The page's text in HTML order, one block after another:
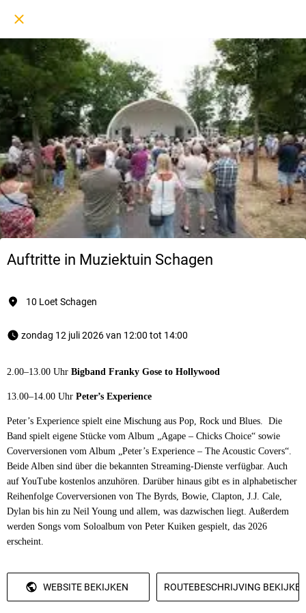
Auftritte in Muziektuin Schagen
10 Loet Schagen
zondag 12 juli 2026 van 12:00 tot 14:00
2.00–13.00 Uhr Bigband Franky Gose to Hollywood
13.00–14.00 Uhr Peter’s Experience
Peter’s Experience spielt eine Mischung aus Pop, Rock und Blues. Die
Band spielt eigene Stücke vom Album „Agape – Chicks Choice“ sowie
Coverversionen vom Album „Peter’s Experience – The Acoustic Covers“.
Beide Alben sind über die bekannten Streaming-Dienste verfügbar. Auch
auf YouTube kostenlos anzuhören. Darüber hinaus gibt es in alphabetischer
Reihenfolge Coverversionen von The Byrds, Bowie, Clapton, J.J. Cale,
Dylan bis hin zu Neil Young und allem, was dazwischen liegt. Außerdem
werden Songs vom Soloalbum von Peter Kuiken gespielt, das 2026
erscheint.
WEBSITE BEKIJKEN ROUTEBESCHRIJVING